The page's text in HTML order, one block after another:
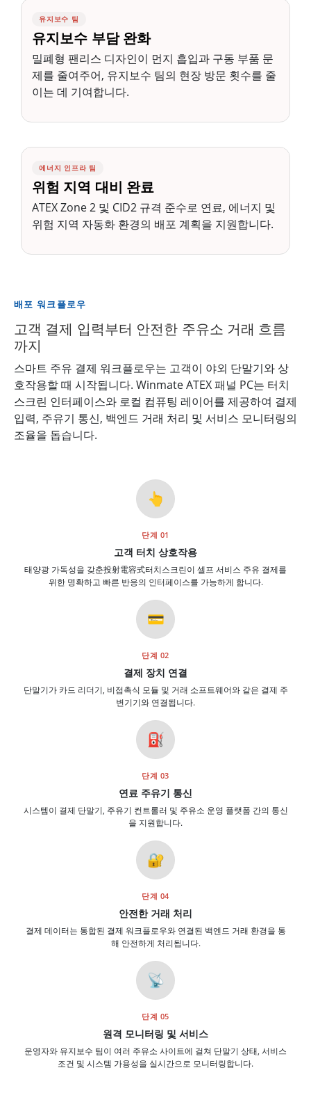
유지보수 팀
유지보수 부담 완화
밀폐형 팬리스 디자인이 먼지 흡입과 구동 부품 문
제를 줄여주어, 유지보수 팀의 현장 방문 횟수를 줄
이는 데 기여합니다.
에너지 인프라 팀
위험 지역 대비 완료
ATEX Zone 2 및 CID2 규격 준수로 연료, 에너지 및
위험 지역 자동화 환경의 배포 계획을 지원합니다.
배포 워크플로우
고객 결제 입력부터 안전한 주유소 거래 흐름
까지
스마트 주유 결제 워크플로우는 고객이 야외 단말기와 상
호작용할 때 시작됩니다. Winmate ATEX 패널 PC는 터치
스크린 인터페이스와 로컬 컴퓨팅 레이어를 제공하여 결제
입력, 주유기 통신, 백엔드 거래 처리 및 서비스 모니터링의
조율을 돕습니다.
👆
단계 01
고객 터치 상호작용
태양광 가독성을 갖춘投射電容式터치스크린이 셀프 서비스 주유 결제를
위한 명확하고 빠른 반응의 인터페이스를 가능하게 합니다.
💳
단계 02
결제 장치 연결
단말기가 카드 리더기, 비접촉식 모듈 및 거래 소프트웨어와 같은 결제 주
변기기와 연결됩니다.
⛽
단계 03
연료 주유기 통신
시스템이 결제 단말기, 주유기 컨트롤러 및 주유소 운영 플랫폼 간의 통신
을 지원합니다.
🔐
단계 04
안전한 거래 처리
결제 데이터는 통합된 결제 워크플로우와 연결된 백엔드 거래 환경을 통
해 안전하게 처리됩니다.
📡
단계 05
원격 모니터링 및 서비스
운영자와 유지보수 팀이 여러 주유소 사이트에 걸쳐 단말기 상태, 서비스
조건 및 시스템 가용성을 실시간으로 모니터링합니다.